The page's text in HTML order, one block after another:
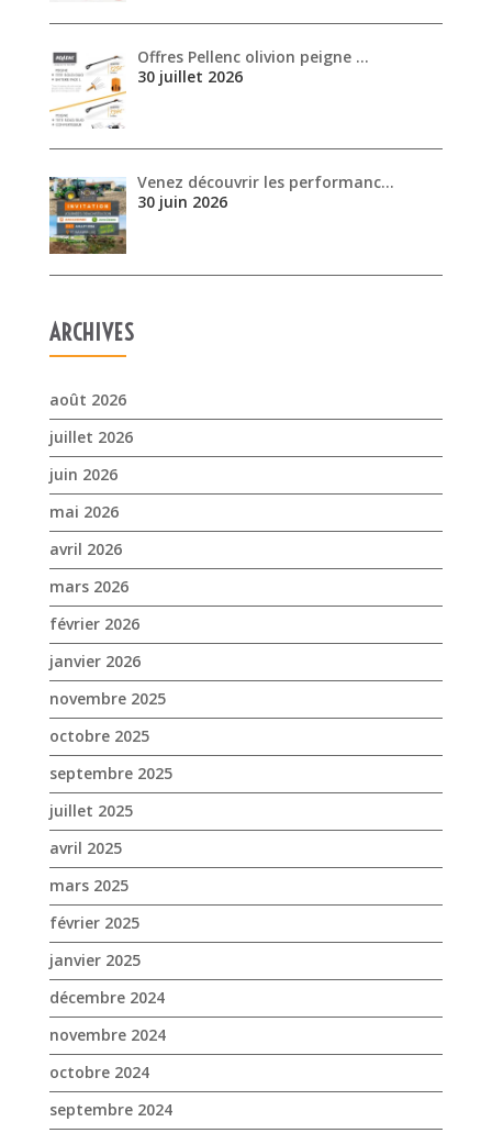
30 juin 2026
ARCHIVES
août 2026
juillet 2026
mai 2026
mars 2026
février 2026
janvier 2026
novembre 2025
octobre 2025
septembre 2025
juillet 2025
avril 2025
mars 2025
février 2025
janvier 2025
décembre 2024
novembre 2024
octobre 2024
septembre 2024
août 2024
juin 2024
mai 2024
avril 2024
mars 2024